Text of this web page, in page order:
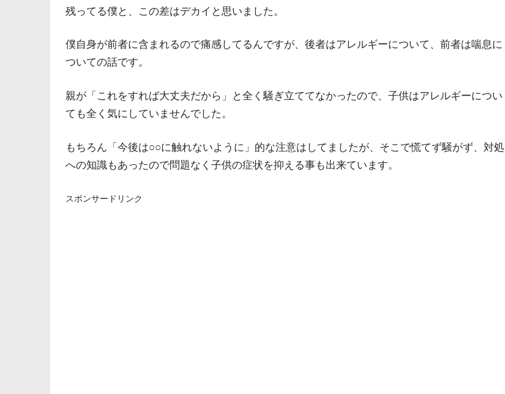
残ってる僕と、この差はデカイと思いました。
僕自身が前者に含まれるので痛感してるんですが、後者はアレルギーについて、前者は喘息に
ついての話です。
親が「これをすれば大丈夫だから」と全く騒ぎ立ててなかったので、子供はアレルギーについ
ても全く気にしていませんでした。
もちろん「今後は○○に触れないように」的な注意はしてましたが、そこで慌てず騒がず、対処
への知識もあったので問題なく子供の症状を抑える事も出来ています。
スポンサードリンク